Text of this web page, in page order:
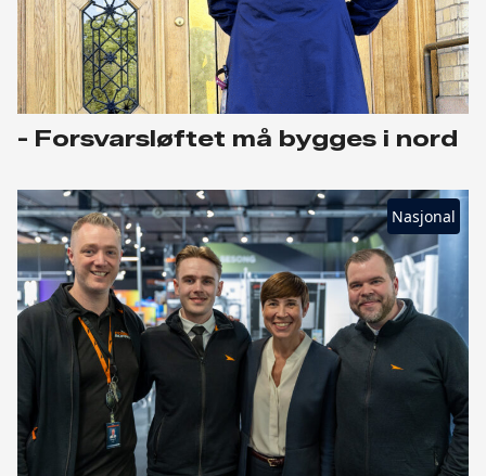
- Forsvarsløftet må bygges i nord
Nasjonal